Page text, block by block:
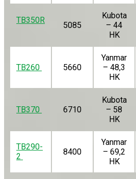
TB350R
5085
Kubota
– 44
HK
TB260 5660
Yanmar
– 48,3
HK
TB370 6710
Kubota
– 58
HK
TB290-
2
8400
Yanmar
– 69,2
HK